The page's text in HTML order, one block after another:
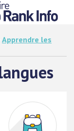
Apprendre les